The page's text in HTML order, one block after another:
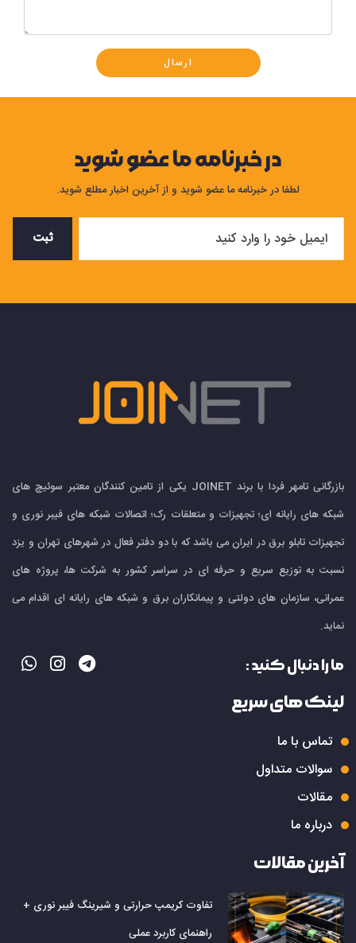
ارسال
در خبرنامه ما عضو شوید
لطفا در خبرنامه ما عضو شوید و از آخرین اخبار مطلع شوید.
ثبت
بازرگانی تامهر فردا با برند JOINET یکی از تامین کنندگان معتبر سوئیچ های
شبکه های رایانه ای؛ تجهیزات و متعلقات رک؛ اتصالات شبکه های فیبر نوری و
تجهیزات تابلو برق در ایران می باشد که با دو دفتر فعال در شهرهای تهران و یزد
نسبت به توزیع سریع و حرفه ای در سراسر کشور به شرکت ها، پروژه های
عمرانی، سازمان های دولتی و پیمانکاران برق و شبکه های رایانه ای اقدام می
نماید.
ما را دنبال کنید :
لینک های سریع
تماس با ما
سوالات متداول
مقالات
درباره ما
آخرین مقالات
تفاوت کریمپ حرارتی و شیرینگ فیبر نوری +
راهنمای کاربرد عملی